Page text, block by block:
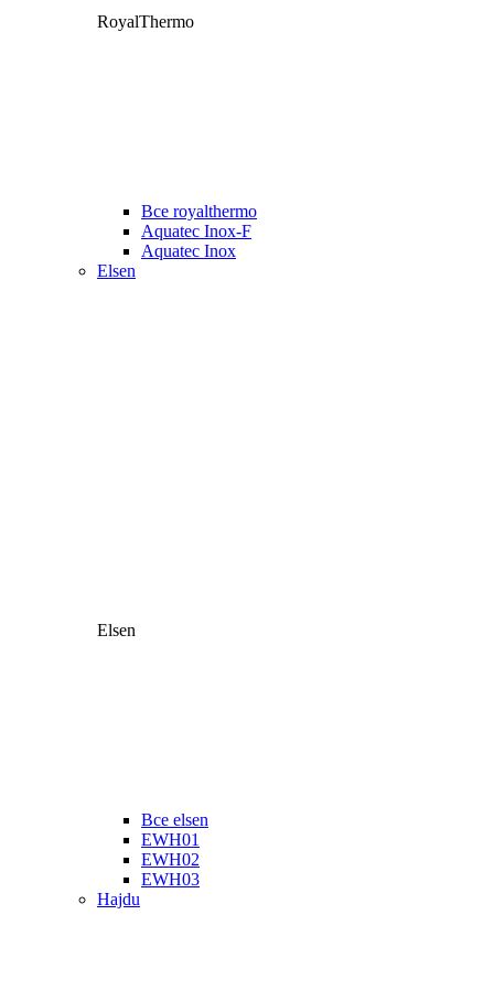
RoyalThermo
Все royalthermo
Aquatec Inox-F
Aquatec Inox
Elsen
Elsen
Все elsen
EWH01
EWH02
EWH03
Hajdu